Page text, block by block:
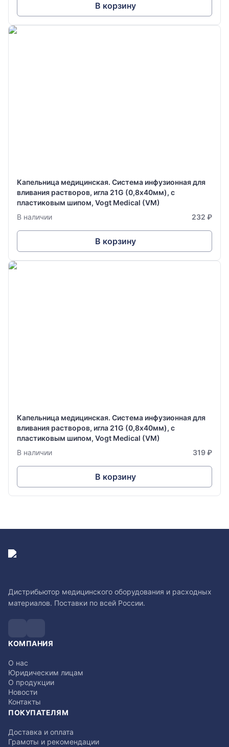
В корзину
Капельница медицинская. Система инфузионная для
вливания растворов, игла 21G (0,8х40мм), с
пластиковым шипом, Vogt Medical (VM)
В наличии
232 ₽
В корзину
Капельница медицинская. Система инфузионная для
вливания растворов, игла 21G (0,8х40мм), с
пластиковым шипом, Vogt Medical (VM)
В наличии
319 ₽
В корзину
Дистрибьютор медицинского оборудования и расходных
материалов. Поставки по всей России.
КОМПАНИЯ
О нас
Юридическим лицам
О продукции
Новости
Контакты
ПОКУПАТЕЛЯМ
Доставка и оплата
Грамоты и рекомендации